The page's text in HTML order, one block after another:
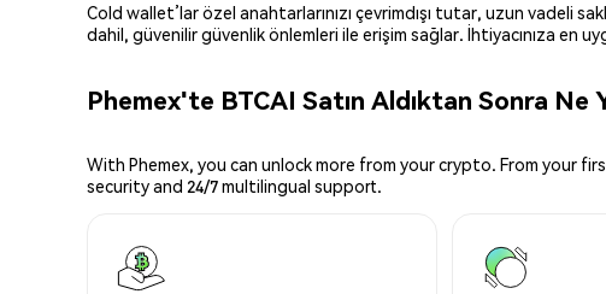
Cold wallet’lar özel anahtarlarınızı çevrimdışı tutar, uzun vadeli
dahil, güvenilir güvenlik önlemleri ile erişim sağlar. İhtiyacınıza en
Phemex'te BTCAI Satın Aldıktan Sonra Ne
With Phemex, you can unlock more from your crypto. From
security and 24/7 multilingual support.